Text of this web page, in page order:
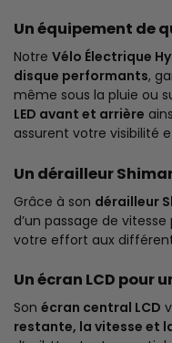
Un équipement de
Notre Vélo Électrique
disque performants,
même sous la pluie ou
LED avant et arrière
assurent votre visibilité
Un dérailleur
Grâce à son dérailleur
d’un passage de
votre effort aux
Un écran LCD pour
Son écran central LCD
restante, la vitesse et